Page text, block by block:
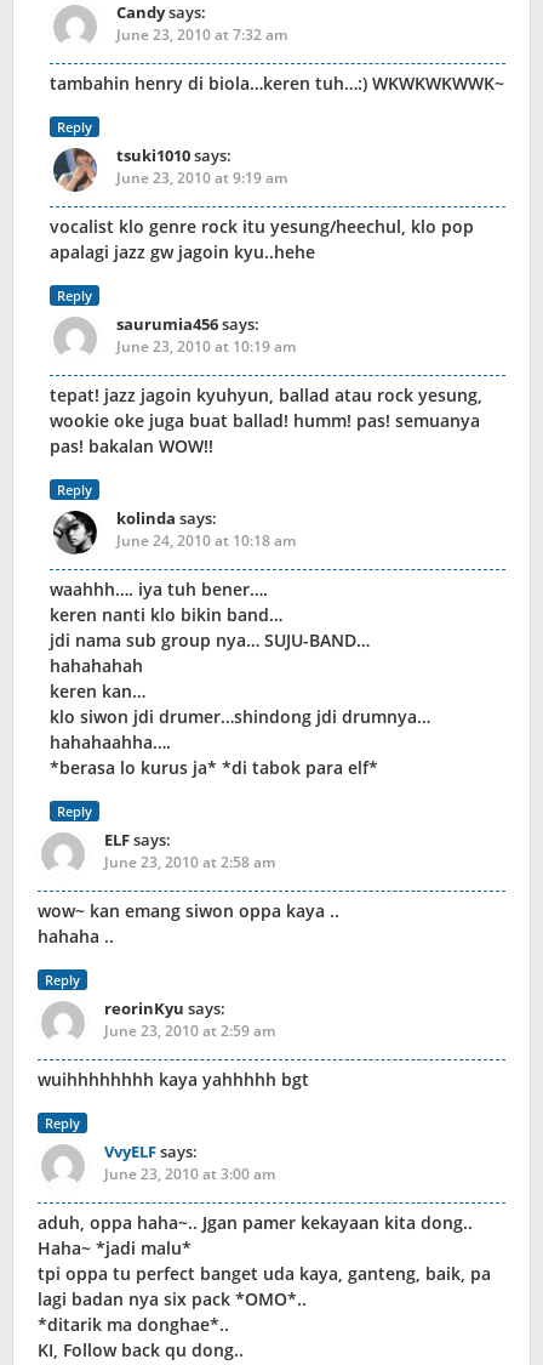
Candysays:
June 23, 2010 at 7:32 am
tambahin henry di biola…keren tuh…:) WKWKWKWWK~
Reply
tsuki1010says:
June 23, 2010 at 9:19 am
vocalist klo genre rock itu yesung/heechul, klo pop
apalagi jazz gw jagoin kyu..hehe
Reply
saurumia456says:
June 23, 2010 at 10:19 am
tepat! jazz jagoin kyuhyun, ballad atau rock yesung,
wookie oke juga buat ballad! humm! pas! semuanya
pas! bakalan WOW!!
Reply
kolinda says:
June 24, 2010 at 10:18 am
waahhh…. iya tuh bener….
keren nanti klo bikin band…
jdi nama sub group nya… SUJU-BAND…
hahahahah
keren kan…
klo siwon jdi drumer…shindong jdi drumnya…
hahahaahha….
*berasa lo kurus ja* *di tabok para elf*
Reply
ELFsays:
June 23, 2010 at 2:58 am
wow~ kan emang siwon oppa kaya ..
hahaha ..
Reply
reorinKyu says:
June 23, 2010 at 2:59 am
wuihhhhhhhh kaya yahhhhh bgt
Reply
VvyELFsays:
June 23, 2010 at 3:00 am
aduh, oppa haha~.. Jgan pamer kekayaan kita dong..
Haha~ *jadi malu*
tpi oppa tu perfect banget uda kaya, ganteng, baik, pa
lagi badan nya six pack *OMO*..
*ditarik ma donghae*..
KI, Follow back qu dong..